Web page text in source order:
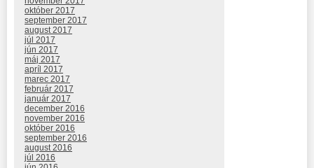
október 2017
september 2017
august 2017
júl 2017
jún 2017
máj 2017
apríl 2017
marec 2017
február 2017
január 2017
december 2016
november 2016
október 2016
september 2016
august 2016
júl 2016